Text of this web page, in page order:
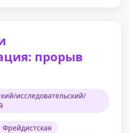
прорыв
исследовательский/
Фрейдистская